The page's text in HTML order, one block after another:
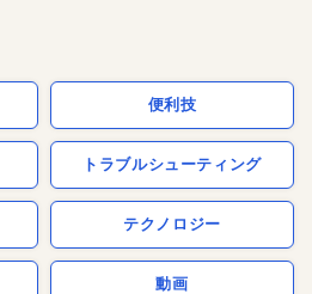
便利技
トラブルシューティング
テクノロジー
動画